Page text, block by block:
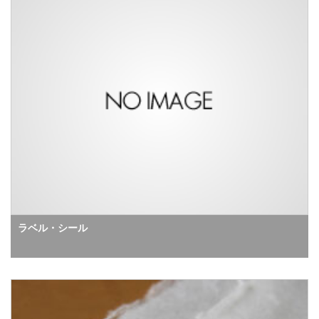
ラベル・シール